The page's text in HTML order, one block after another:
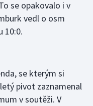
se opakovalo i v
vedl o osm
10:0.
se kterým si
pivot zaznamenal
v soutěži. V